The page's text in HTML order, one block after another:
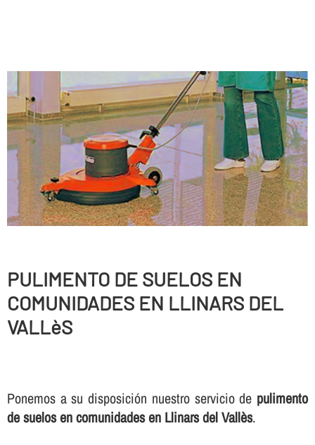
PULIMENTO DE SUELOS EN
COMUNIDADES EN LLINARS DEL
VALLèS
Ponemos a su disposición nuestro servicio de pulimento
de suelos en comunidades en Llinars del Vallès.